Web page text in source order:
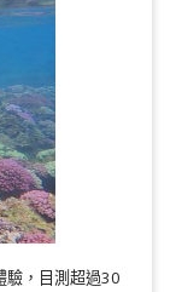
驗，目測超過30